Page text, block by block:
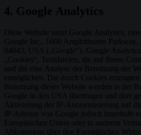
4. Google Analytics
Diese Website nutzt Google Analytics,
Google Inc., 1600 Amphitheatre
94043, USA („Google“). Google Analytics
„Cookies“, Textdateien, die auf Ihrem
und die eine Analyse der Benutzung der
ermöglichen. Die durch Cookies
Benutzung dieser Website werden in der
Google in den USA übertragen und dort
Aktivierung der IP-Anonymisierung auf
IP-Adresse von Google jedoch innerhalb
Europäischen Union oder in anderen
Abkommens über den Europäischen